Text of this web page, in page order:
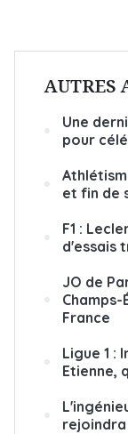
AUTRES
Une
pour
et fin de
F1 :
d'essais
JO de
France
Ligue 1 :
Etienne,
rejoindra